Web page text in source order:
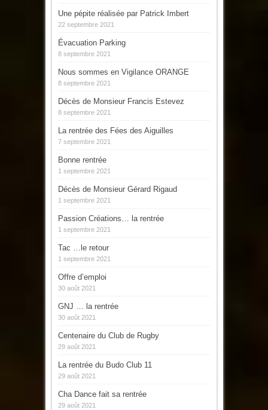
Une pépite réalisée par Patrick Imbert
22 septembre 2021
Évacuation Parking
8 septembre 2021
Nous sommes en Vigilance ORANGE
8 septembre 2021
Décès de Monsieur Francis Estevez
8 septembre 2021
La rentrée des Fées des Aiguilles
7 septembre 2021
Bonne rentrée
1 septembre 2021
Décès de Monsieur Gérard Rigaud
1 septembre 2021
Passion Créations… la rentrée
1 septembre 2021
Tac …le retour
1 septembre 2021
Offre d’emploi
30 août 2021
GNJ … la rentrée
30 août 2021
Centenaire du Club de Rugby
29 août 2021
La rentrée du Budo Club 11
29 août 2021
Cha Dance fait sa rentrée
29 août 2021